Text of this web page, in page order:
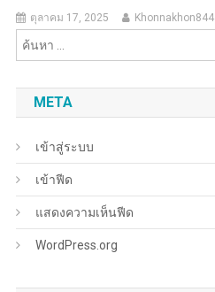
ตุลาคม 17, 2025 Khonnakhon844
META
เข้าสู่ระบบ
เข้าฟีด
แสดงความเห็นฟีด
WordPress.org